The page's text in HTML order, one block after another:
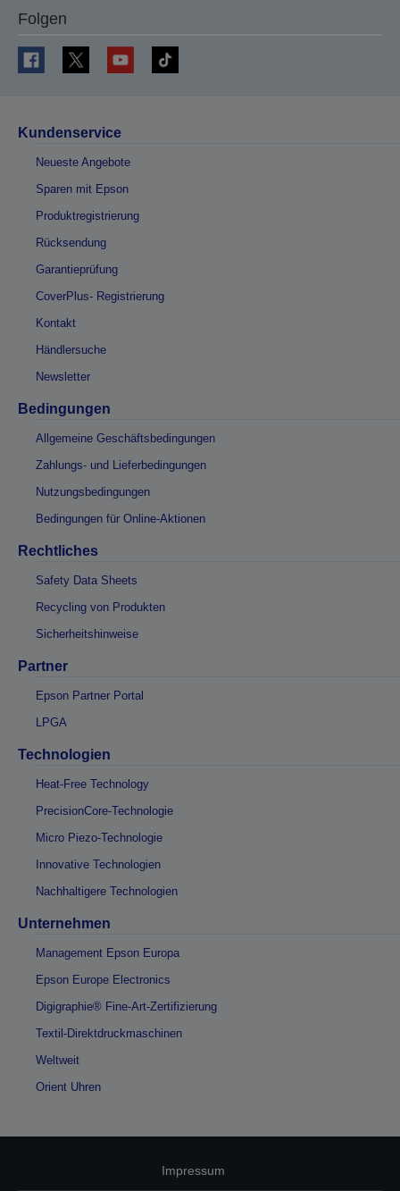
Folgen
Kundenservice
Neueste Angebote
Sparen mit Epson
Produktregistrierung
Rücksendung
Garantieprüfung
CoverPlus- Registrierung
Kontakt
Händlersuche
Newsletter
Bedingungen
Allgemeine Geschäftsbedingungen
Zahlungs- und Lieferbedingungen
Nutzungsbedingungen
Bedingungen für Online-Aktionen
Rechtliches
Safety Data Sheets
Recycling von Produkten
Sicherheitshinweise
Partner
Epson Partner Portal
LPGA
Technologien
Heat-Free Technology
PrecisionCore-Technologie
Micro Piezo-Technologie
Innovative Technologien
Nachhaltigere Technologien
Unternehmen
Management Epson Europa
Epson Europe Electronics
Digigraphie® Fine-Art-Zertifizierung
Textil-Direktdruckmaschinen
Weltweit
Orient Uhren
Impressum